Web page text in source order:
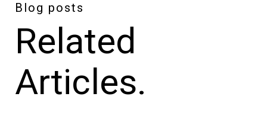
Blog posts
Related
Articles.